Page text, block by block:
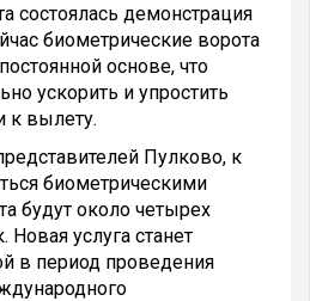
состоялась демонстрация
биометрические ворота
основе, что
ускорить и упростить
к вылету.
Пулково, к
биометрическими
будут около четырех
услуга станет
в период проведения